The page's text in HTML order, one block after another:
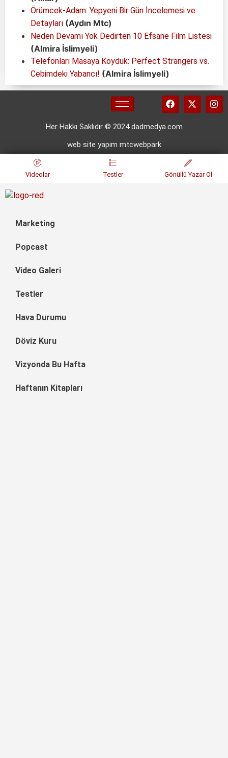
Örümcek-Adam: Yepyeni Bir Gün İncelemesi ve
Detayları (Aydın Mtc)
Neden Devamı Yok Dedirten 10 Efsane Film Listesi
(Almira İslimyeli)
Telefonları Masaya Koyduk: Perfect Strangers vs.
Cebimdeki Yabancı! (Almira İslimyeli)
Her Hakkı Saklıdır © 2024 dadmedya.com
web site yapım mtcwebpark
Videolar Testler Gönüllü Yazar Ol
Marketing
Popcast
Video Galeri
Testler
Hava Durumu
Döviz Kuru
Vizyonda Bu Hafta
Haftanın Kitapları